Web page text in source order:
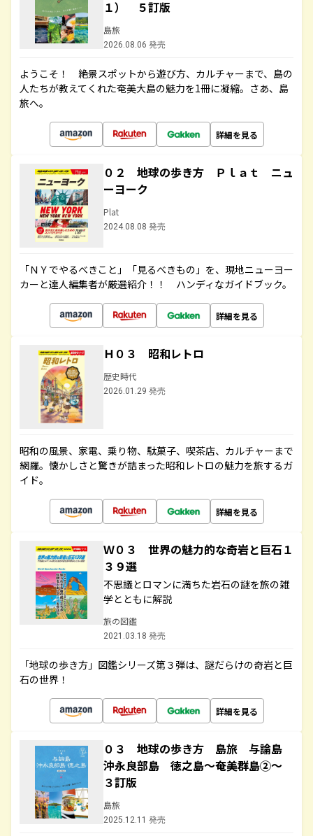
１） ５訂版
島旅
2026.08.06 発売
ようこそ！ 絶景スポットから遊び方、カルチャーまで、島の
人たちが教えてくれた奄美大島の魅力を1冊に凝縮。さあ、島
旅へ。
詳細を見る
０２ 地球の歩き方 Ｐｌａｔ ニュ
ーヨーク
Plat
2024.08.08 発売
「ＮＹでやるべきこと」「見るべきもの」を、現地ニューヨー
カーと達人編集者が厳選紹介！！ ハンディなガイドブック。
詳細を見る
Ｈ０３ 昭和レトロ
歴史時代
2026.01.29 発売
昭和の風景、家電、乗り物、駄菓子、喫茶店、カルチャーまで
網羅。懐かしさと驚きが詰まった昭和レトロの魅力を旅するガ
イド。
詳細を見る
Ｗ０３ 世界の魅力的な奇岩と巨石１
３９選
不思議とロマンに満ちた岩石の謎を旅の雑
学とともに解説
旅の図鑑
2021.03.18 発売
「地球の歩き方」図鑑シリーズ第３弾は、謎だらけの奇岩と巨
石の世界！
詳細を見る
０３ 地球の歩き方 島旅 与論島
沖永良部島 徳之島～奄美群島②～
３訂版
島旅
2025.12.11 発売